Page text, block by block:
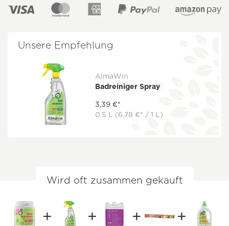
Unsere Empfehlung
AlmaWin
Badreiniger Spray
3,39 €*
0.5 L (6,78 €* / 1 L)
Wird oft zusammen gekauft